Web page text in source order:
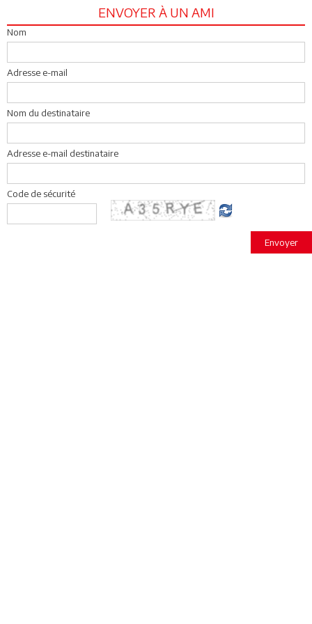
ENVOYER À UN AMI
Nom
Adresse e-mail
Nom du destinataire
Adresse e-mail destinataire
Code de sécurité
Envoyer